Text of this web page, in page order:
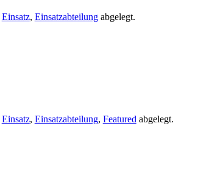
Einsatz, Einsatzabteilungabgelegt.
Einsatz, Einsatzabteilung, Featuredabgelegt.